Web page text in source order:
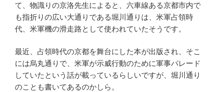
て、物識りの京洛先生によると、六車線ある京都市内で
も指折りの広い大通りである堀川通りは、米軍占領時
代、米軍機の滑走路として使われていたそうです。
最近、占領時代の京都を舞台にした本が出版され、そこ
には烏丸通りで、米軍が示威行動のために軍事パレード
していたという話が載っているらしいですが、堀川通り
のことも書いてあるのかしら。